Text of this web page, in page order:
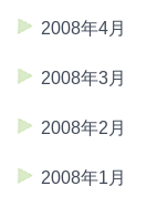
2008年4月
2008年3月
2008年2月
2008年1月